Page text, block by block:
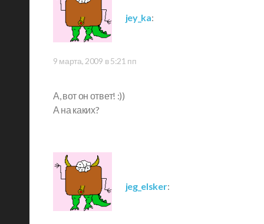
jey_ka:
9 марта, 2009 в 5:21 пп
А, вот он ответ! :))
А на каких?
jeg_elsker: